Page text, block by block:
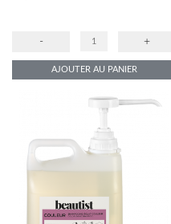
- +
AJOUTER AU PANIER